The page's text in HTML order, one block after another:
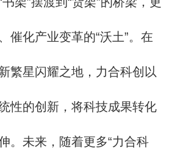
催化产业变革的“沃土”。在
繁星闪耀之地，力合科创以
性的创新，将科技成果转化
。未来，随着更多“力合科